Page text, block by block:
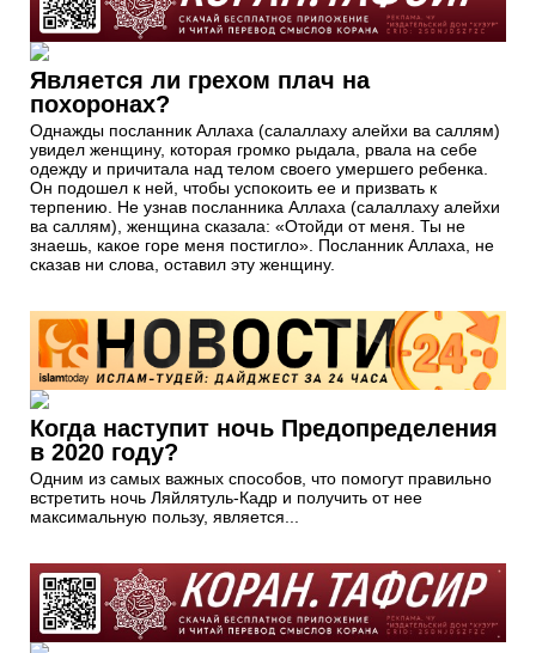
Является ли грехом плач на
похоронах?
Однажды посланник Аллаха (салаллаху алейхи ва саллям)
увидел женщину, которая громко рыдала, рвала на себе
одежду и причитала над телом своего умершего ребенка.
Он подошел к ней, чтобы успокоить ее и призвать к
терпению. Не узнав посланника Аллаха (салаллаху алейхи
ва саллям), женщина сказала: «Отойди от меня. Ты не
знаешь, какое горе меня постигло». Посланник Аллаха, не
сказав ни слова, оставил эту женщину.
Когда наступит ночь Предопределения
в 2020 году?
Одним из самых важных способов, что помогут правильно
встретить ночь Ляйлятуль-Кадр и получить от нее
максимальную пользу, является...